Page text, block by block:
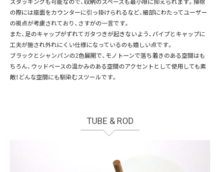
スタッキングも可能なので、収納のスペースも最小限に抑えられます。掃除
の際には座面をカウンターに引っ掛けられるなど、細部にわたってユーザー
の視点が考慮されており、さすがの一言です。
また、足のキャップがずれてガタつきが起きないよう、パイプとキャップに
工夫が施され外れにくい仕様になっているのも嬉しい点です。
ブラックとシャンパンの2色展開で、モノトーンで落ち着きのある空間はも
ちろん、ウッドベースの温かみのある空間のアクセントとして使用しても素
敵！どんな空間にも馴染むスツールです。
TUBE & ROD